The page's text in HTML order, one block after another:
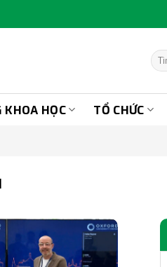
Tìm
kiếm:
KHOA HỌC TỔ CHỨC